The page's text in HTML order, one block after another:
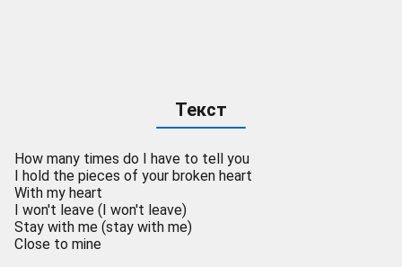
Текст
How many times do I have to tell you
I hold the pieces of your broken heart
With my heart
I won't leave (I won't leave)
Stay with me (stay with me)
Close to mine